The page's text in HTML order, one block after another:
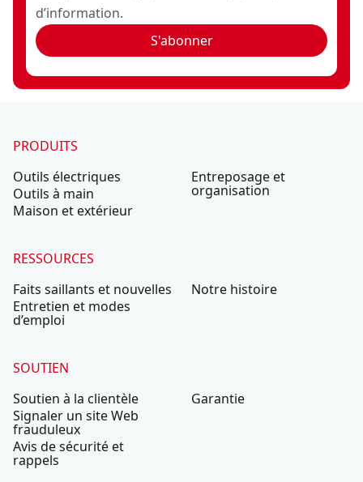
d’information.
S'abonner
PRODUITS
Outils électriques
Outils à main
Maison et extérieur
Entreposage et
organisation
RESSOURCES
Faits saillants et nouvelles
Entretien et modes
d’emploi
Notre histoire
SOUTIEN
Soutien à la clientèle
Signaler un site Web
frauduleux
Avis de sécurité et
rappels
Garantie